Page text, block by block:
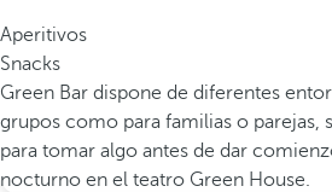
Aperitivos
Snacks
Green Bar dispone de diferentes
grupos como para familias o parejas,
para tomar algo antes de dar
nocturno en el teatro Green House.